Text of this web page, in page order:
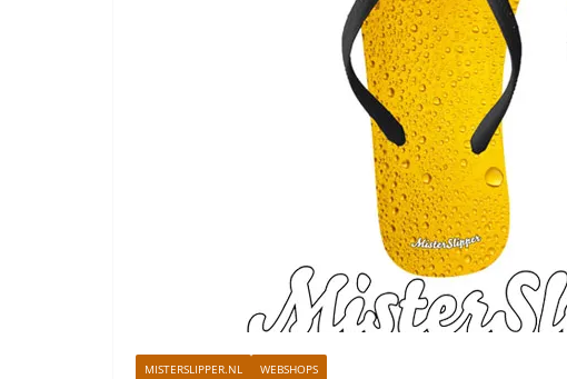
MISTERSLIPPER.NL WEBSHOPS